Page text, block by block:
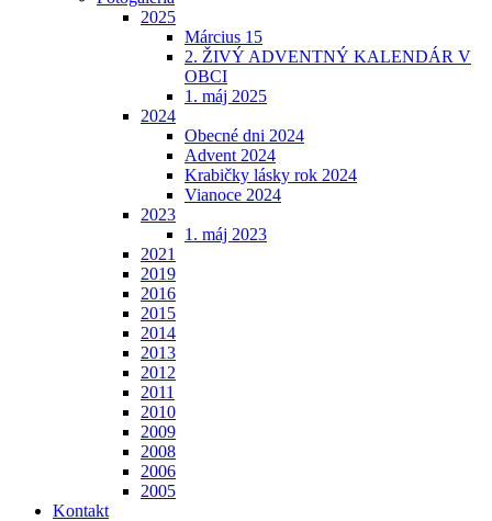
2025
Március 15
2. ŽIVÝ ADVENTNÝ KALENDÁR V
OBCI
1. máj 2025
2024
Obecné dni 2024
Advent 2024
Krabičky lásky rok 2024
Vianoce 2024
2023
1. máj 2023
2021
2019
2016
2015
2014
2013
2012
2011
2010
2009
2008
2006
2005
Kontakt